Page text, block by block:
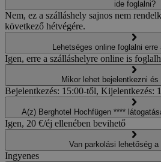
ide foglalni?
Nem, ez a szálláshely sajnos nem
következő hétvégére.
Lehetséges online foglalni
Igen, erre a szálláshelyre online is
Mikor lehet bejelentkezni
Bejelentkezés: 15:00-től, Kijelentkezés:
A(z) Berghotel Hochfügen ****
Igen, 20 €/éj ellenében bevihető
Van parkolási lehetőség
Ingyenes